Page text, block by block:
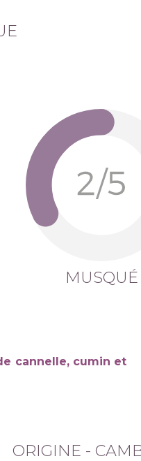
MUSQUÉ
cannelle, cumin et
ORIGINE -